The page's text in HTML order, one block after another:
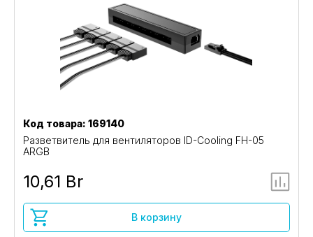
Код товара: 169140
Разветвитель для вентиляторов ID-Cooling FH-05
ARGB
10,61 Br
В корзину